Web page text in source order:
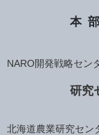
本部
NARO開発戦略セン
研究
北海道農業研究セン